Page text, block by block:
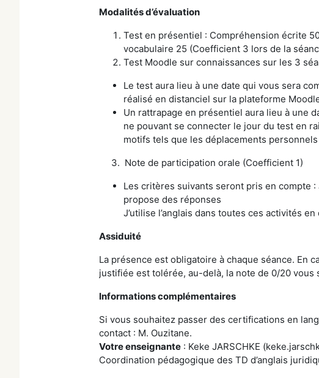
Modalités d’évaluation
Test en présentiel : Compréhension écrite
vocabulaire 25 (Coefficient 3 lors de la
Test Moodle sur connaissances sur les 3
Le test aura lieu à une date qui vous sera
réalisé en distanciel sur la plateforme
Un rattrapage en présentiel aura lieu à une
ne pouvant se connecter le jour du test en
motifs tels que les déplacements
3. Note de participation orale (Coefficient 1)
Les critères suivants seront pris en compte
propose des réponses
J’utilise l’anglais dans toutes ces activités
Assiduité
La présence est obligatoire à chaque séance. En
justifiée est tolérée, au-delà, la note de 0/20
Informations complémentaires
Si vous souhaitez passer des certifications en
contact : M. Ouzitane.
Votre enseignante : Keke JARSCHKE
Coordination pédagogique des TD d’anglais